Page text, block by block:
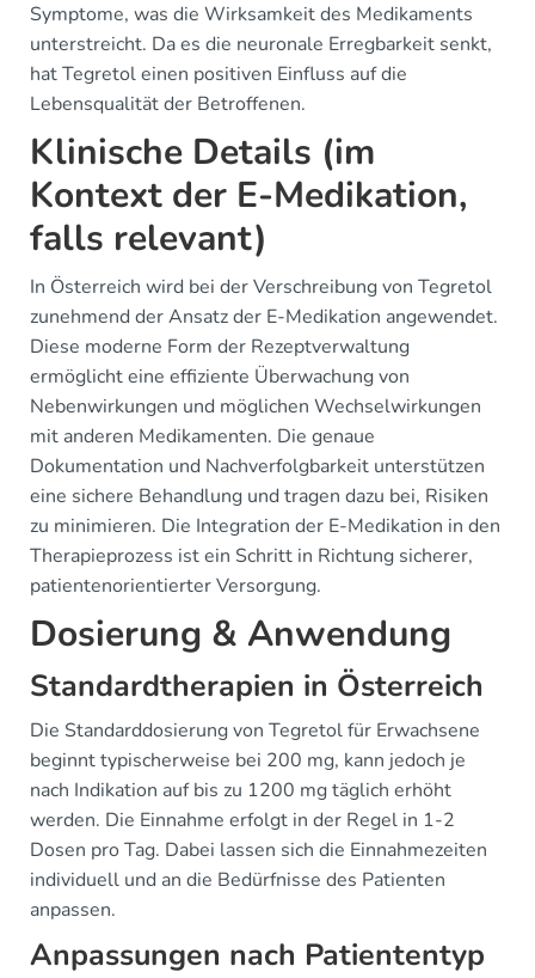
Symptome, was die Wirksamkeit des Medikaments
unterstreicht. Da es die neuronale Erregbarkeit senkt,
hat Tegretol einen positiven Einfluss auf die
Lebensqualität der Betroffenen.
Klinische Details (im
Kontext der E-Medikation,
falls relevant)
In Österreich wird bei der Verschreibung von Tegretol
zunehmend der Ansatz der E-Medikation angewendet.
Diese moderne Form der Rezeptverwaltung
ermöglicht eine effiziente Überwachung von
Nebenwirkungen und möglichen Wechselwirkungen
mit anderen Medikamenten. Die genaue
Dokumentation und Nachverfolgbarkeit unterstützen
eine sichere Behandlung und tragen dazu bei, Risiken
zu minimieren. Die Integration der E-Medikation in den
Therapieprozess ist ein Schritt in Richtung sicherer,
patientenorientierter Versorgung.
Dosierung & Anwendung
Standardtherapien in Österreich
Die Standarddosierung von Tegretol für Erwachsene
beginnt typischerweise bei 200 mg, kann jedoch je
nach Indikation auf bis zu 1200 mg täglich erhöht
werden. Die Einnahme erfolgt in der Regel in 1-2
Dosen pro Tag. Dabei lassen sich die Einnahmezeiten
individuell und an die Bedürfnisse des Patienten
anpassen.
Anpassungen nach Patiententyp